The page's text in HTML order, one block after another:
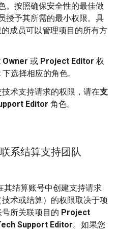
。按照确保安全性的最佳做
授予其所需的最小权限。具
成员可以管理项目的所有方
或 Project Editor 权
下选择相应的角色。
术支持请求的权限，请在支
Editor 角色。
系结算支持团队
其结算账号中创建支持请求
术或结算）的权限取决于项
所关联项目的 Project
Support Editor。如果您